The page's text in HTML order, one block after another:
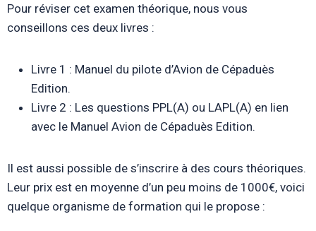
Pour réviser cet examen théorique, nous vous
conseillons ces deux livres :
Livre 1 : Manuel du pilote d’Avion de Cépaduès
Edition.
Livre 2 : Les questions PPL(A) ou LAPL(A) en lien
avec le Manuel Avion de Cépaduès Edition.
Il est aussi possible de s’inscrire à des cours théoriques.
Leur prix est en moyenne d’un peu moins de 1000€, voici
quelque organisme de formation qui le propose :